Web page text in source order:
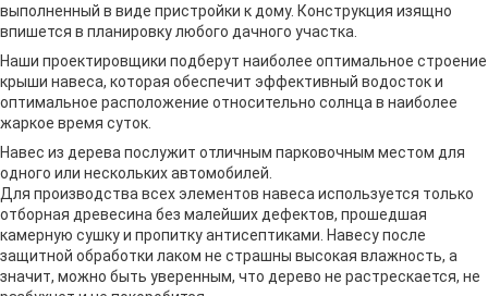
выполненный в виде пристройки к дому. Конструкция изящно
впишется в планировку любого дачного участка.
Наши проектировщики подберут наиболее оптимальное строение
крыши навеса, которая обеспечит эффективный водосток и
оптимальное расположение относительно солнца в наиболее
жаркое время суток.
Навес из дерева послужит отличным парковочным местом для
одного или нескольких автомобилей.
Для производства всех элементов навеса используется только
отборная древесина без малейших дефектов, прошедшая
камерную сушку и пропитку антисептиками. Навесу после
защитной обработки лаком не страшны высокая влажность, а
значит, можно быть уверенным, что дерево не растрескается, не